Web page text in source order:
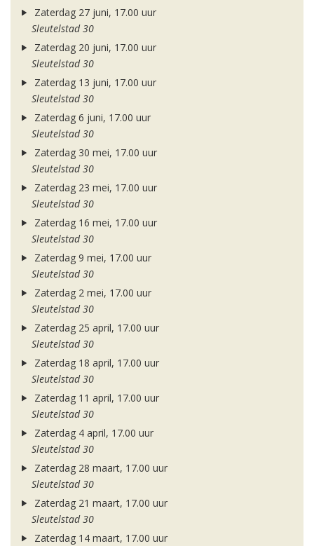
Zaterdag 27 juni, 17.00 uur
Sleutelstad 30
Zaterdag 20 juni, 17.00 uur
Sleutelstad 30
Zaterdag 13 juni, 17.00 uur
Sleutelstad 30
Zaterdag 6 juni, 17.00 uur
Sleutelstad 30
Zaterdag 30 mei, 17.00 uur
Sleutelstad 30
Zaterdag 23 mei, 17.00 uur
Sleutelstad 30
Zaterdag 16 mei, 17.00 uur
Sleutelstad 30
Zaterdag 9 mei, 17.00 uur
Sleutelstad 30
Zaterdag 2 mei, 17.00 uur
Sleutelstad 30
Zaterdag 25 april, 17.00 uur
Sleutelstad 30
Zaterdag 18 april, 17.00 uur
Sleutelstad 30
Zaterdag 11 april, 17.00 uur
Sleutelstad 30
Zaterdag 4 april, 17.00 uur
Sleutelstad 30
Zaterdag 28 maart, 17.00 uur
Sleutelstad 30
Zaterdag 21 maart, 17.00 uur
Sleutelstad 30
Zaterdag 14 maart, 17.00 uur